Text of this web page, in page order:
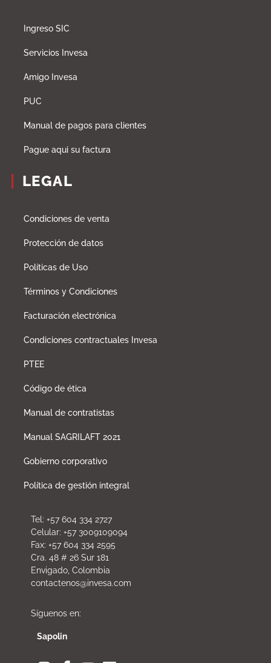
Ingreso SIC
Servicios Invesa
Amigo Invesa
PUC
Manual de pagos para clientes
Pague aqui su factura
LEGAL
Condiciones de venta
Protección de datos
Políticas de Uso
Términos y Condiciones
Facturación electrónica
Condiciones contractuales Invesa
PTEE
Código de ética
Manual de contratistas
Manual SAGRILAFT 2021
Gobierno corporativo
Política de gestión integral
Tel: +57 604 334 2727
Celular: +57 3009109094
Fax: +57 604 334 2595
Cra. 48 # 26 Sur 181
Envigado, Colombia
contactenos@invesa.com
Síguenos en:
Sapolin